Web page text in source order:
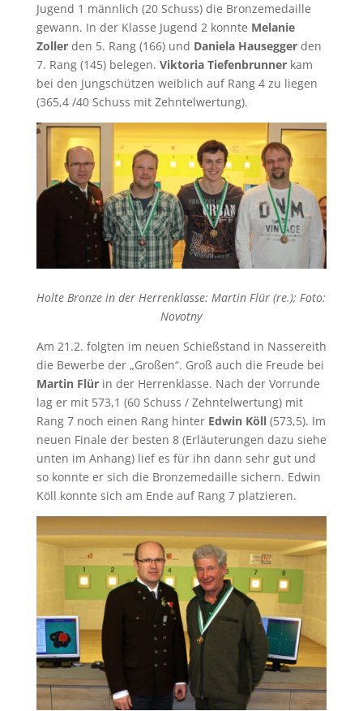
Jugend 1 männlich (20 Schuss) die Bronzemedaille
gewann. In der Klasse Jugend 2 konnte Melanie
Zollerden 5. Rang (166) und Daniela Hauseggerden
7. Rang (145) belegen. Viktoria Tiefenbrunnerkam
bei den Jungschützen weiblich auf Rang 4 zu liegen
(365,4 /40 Schuss mit Zehntelwertung).
Holte Bronze in der Herrenklasse: Martin Flür (re.); Foto:
Novotny
Am 21.2. folgten im neuen Schießstand in Nassereith
die Bewerbe der „Großen“. Groß auch die Freude bei
Martin Flürin der Herrenklasse. Nach der Vorrunde
lag er mit 573,1 (60 Schuss / Zehntelwertung) mit
Rang 7 noch einen Rang hinterEdwin Köll(573,5). Im
neuen Finale der besten 8 (Erläuterungen dazu siehe
unten im Anhang) lief es für ihn dann sehr gut und
so konnte er sich die Bronzemedaille sichern. Edwin
Köll konnte sich am Ende auf Rang 7 platzieren.